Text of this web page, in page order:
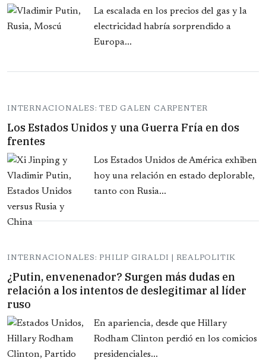
La escalada en los precios del gas y la
electricidad habría sorprendido a
Europa...
INTERNACIONALES: TED GALEN CARPENTER
Los Estados Unidos y una Guerra Fría en dos
frentes
Los Estados Unidos de América exhiben
hoy una relación en estado deplorable,
tanto con Rusia...
INTERNACIONALES: PHILIP GIRALDI | REALPOLITIK
¿Putin, envenenador? Surgen más dudas en
relación a los intentos de deslegitimar al líder
ruso
En apariencia, desde que Hillary
Rodham Clinton perdió en los comicios
presidenciales...